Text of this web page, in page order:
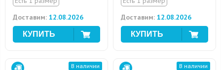
Доставим: 12.08.2026
Доставим: 12.08.2026
В наличии В наличии